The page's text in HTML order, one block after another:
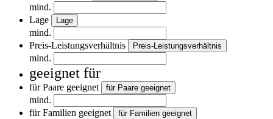
mind.
Lage
Lage
mind.
Preis-Leistungsverhältnis
Preis-Leistungsverhältnis
mind.
geeignet für
für Paare geeignet für Paare geeignet
mind.
für Familien geeignet
für Familien geeignet